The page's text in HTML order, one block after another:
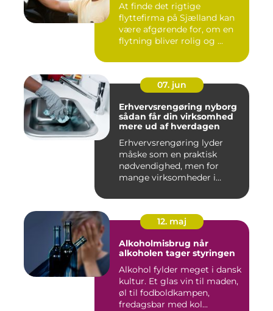
At finde det rigtige
flyttefirma på Sjælland kan
være afgørende for, om en
flytning bliver rolig og ...
07. jun
Erhvervsrengøring nyborg
sådan får din virksomhed
mere ud af hverdagen
Erhvervsrengøring lyder
måske som en praktisk
nødvendighed, men for
mange virksomheder i
12. maj
Alkoholmisbrug når
alkoholen tager styringen
Alkohol fylder meget i dansk
kultur. Et glas vin til maden,
øl til fodboldkampen,
fredagsbar med kol...